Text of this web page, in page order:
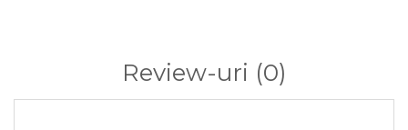
masca mirosurile străine.Review-uri (0)